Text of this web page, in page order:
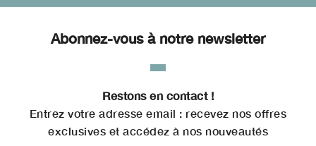
Abonnez-vous à notre newsletter
Restons en contact !
Entrez votre adresse email : recevez nos offres
exclusives et accédez à nos nouveautés